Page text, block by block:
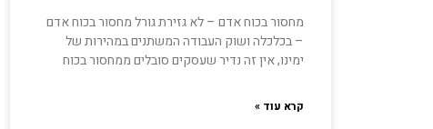
מחסור בכוח אדם – לא גזירת גורל מחסור בכוח אדם
– בכלכלה ושוק העבודה המשתנים במהירות של
ימינו, אין זה נדיר שעסקים סובלים ממחסור בכוח
קרא עוד »